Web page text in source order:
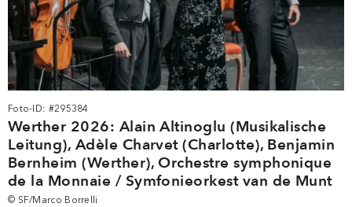
Foto-ID: #295384
Werther 2026: Alain Altinoglu (Musikalische
Leitung), Adèle Charvet (Charlotte), Benjamin
Bernheim (Werther), Orchestre symphonique
de la Monnaie / Symfonieorkest van de Munt
© SF/Marco Borrelli